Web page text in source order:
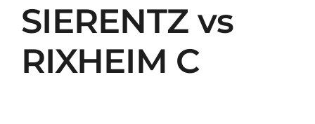
SIERENTZ vs
RIXHEIM C